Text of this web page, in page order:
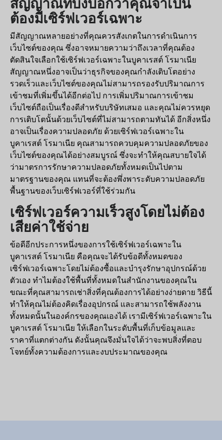
ต้องมีเซิร์ฟเวอร์เฉพาะ
มีสัญญาณหลายอย่างที่คุณควรสังเกตในการดำเนินการ
เว็บไซต์ของคุณ ซึ่งอาจหมายความว่าถึงเวลาที่คุณต้อง
ตัดสินใจเลือกใช้เซิร์ฟเวอร์เฉพาะในบูคาเรสต์ โรมาเนีย
สัญญาณหนึ่งอาจเป็นว่าธุรกิจของคุณกำลังเติบโตอย่าง
รวดเร็วและเว็บไซต์ของคุณไม่สามารถรองรับปริมาณการ
เข้าชมที่เพิ่มขึ้นได้อีกต่อไป การเพิ่มปริมาณการเข้าชม
เว็บไซต์ถือเป็นเรื่องดีสำหรับบริษัทเสมอ และคุณไม่ควรหยุด
การเติบโตนั้นด้วยเว็บไซต์ที่ไม่สามารถตามทันได้ อีกสิ่งหนึ่ง
อาจเป็นเรื่องความปลอดภัย ด้วยเซิร์ฟเวอร์เฉพาะใน
บูคาเรสต์ โรมาเนีย คุณสามารถควบคุมความปลอดภัยของ
เว็บไซต์ของคุณได้อย่างสมบูรณ์ ซึ่งจะทำให้คุณสบายใจได้
ว่ามาตรการรักษาความปลอดภัยทั้งหมดเป็นไปตาม
มาตรฐานของคุณ แทนที่จะต้องพึ่งพาระดับความปลอดภัย
พื้นฐานของเว็บเซิร์ฟเวอร์ที่ใช้ร่วมกัน
เซิร์ฟเวอร์ความเร็วสูงโดยไม่ต้อง
เสียค่าใช้จ่าย
ข้อดีอีกประการหนึ่งของการใช้เซิร์ฟเวอร์เฉพาะใน
บูคาเรสต์ โรมาเนีย คือคุณจะได้รับข้อดีทั้งหมดของ
เซิร์ฟเวอร์เฉพาะโดยไม่ต้องซื้อและบำรุงรักษาอุปกรณ์ด้วย
ตัวเอง ทำไมต้องใช้พื้นที่ทั้งหมดในสำนักงานของคุณใน
ขณะที่คุณสามารถเช่าสิ่งที่คุณต้องการได้อย่างง่ายดาย วิธีนี้
ทำให้คุณไม่ต้องคิดเรื่องอุปกรณ์ และสามารถใช้พลังงาน
ทั้งหมดนั้นในองค์กรของคุณเองได้ เรามีเซิร์ฟเวอร์เฉพาะใน
บูคาเรสต์ โรมาเนีย ให้เลือกในระดับพื้นที่เก็บข้อมูลและ
ราคาที่แตกต่างกัน ดังนั้นคุณจึงมั่นใจได้ว่าจะพบสิ่งที่ตอบ
โจทย์ทั้งความต้องการและงบประมาณของคุณ